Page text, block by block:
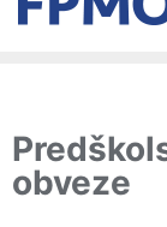
obveze